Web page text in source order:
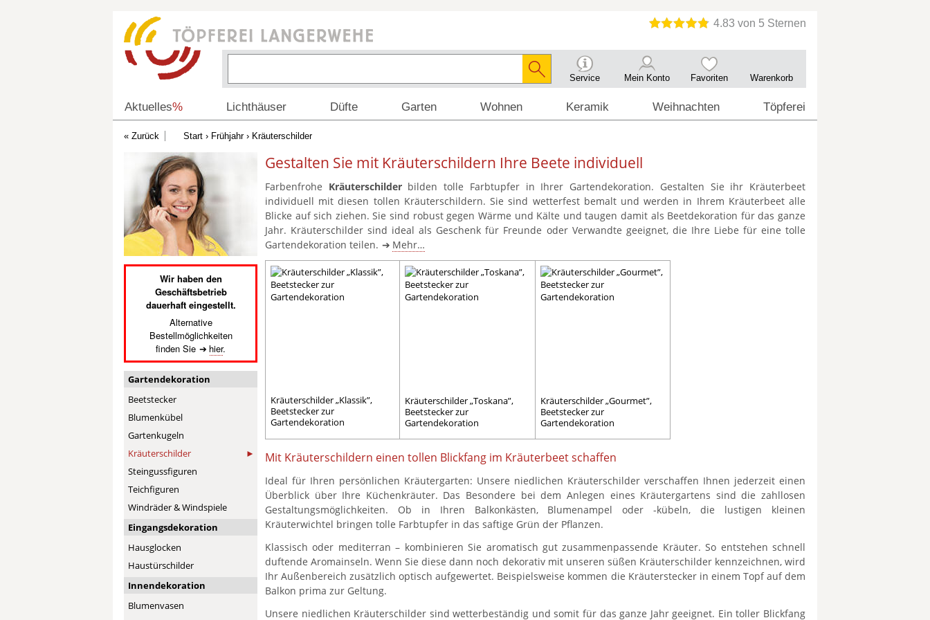
Service Mein Konto Favoriten Warenkorb
Aktuelles% Lichthäuser Düfte Garten Wohnen Keramik Weihnachten Töpferei
Start › Frühjahr› Kräuterschilder
Wir haben den
Geschäftsbetrieb
dauerhaft eingestellt.
Alternative
Bestellmöglichkeiten
finden Sie
hier.
Gartendekoration
Beetstecker
Blumenkübel
Gartenkugeln
Kräuterschilder
Steingussfiguren
Teichfiguren
Windräder & Windspiele
Eingangsdekoration
Hausglocken
Haustürschilder
Innendekoration
Blumenvasen
Gestalten Sie mit Kräuterschildern Ihre Beete individuell
Farbenfrohe Kräuterschilderbilden tolle Farbtupfer in Ihrer Gartendekoration. Gestalten Sie ihr Kräuterbeet
individuell mit diesen tollen Kräuterschildern. Sie sind wetterfest bemalt und werden in Ihrem Kräuterbeet alle
Blicke auf sich ziehen. Sie sind robust gegen Wärme und Kälte und taugen damit als Beetdekoration für das ganze
Jahr. Kräuterschilder sind ideal als Geschenk für Freunde oder Verwandte geeignet, die Ihre Liebe für eine tolle
Gartendekoration teilen.
Mehr…
Kräuterschilder „Klassik”,
Beetstecker zur
Gartendekoration
Kräuterschilder „Toskana”,
Beetstecker zur
Gartendekoration
Kräuterschilder „Gourmet”,
Beetstecker zur
Gartendekoration
Mit Kräuterschildern einen tollen Blickfang im Kräuterbeet schaffen
Ideal für Ihren persönlichen Kräutergarten: Unsere niedlichen Kräuterschilder verschaffen Ihnen jederzeit einen
Überblick über Ihre Küchenkräuter. Das Besondere bei dem Anlegen eines Kräutergartens sind die zahllosen
Gestaltungsmöglichkeiten. Ob in Ihren Balkonkästen, Blumenampel oder -kübeln, die lustigen kleinen
Kräuterwichtel bringen tolle Farbtupfer in das saftige Grün der Pflanzen.
Klassisch oder mediterran – kombinieren Sie aromatisch gut zusammenpassende Kräuter. So entstehen schnell
duftende Aromainseln. Wenn Sie diese dann noch dekorativ mit unseren süßen Kräuterschilder kennzeichnen, wird
Ihr Außenbereich zusätzlich optisch aufgewertet. Beispielsweise kommen die Kräuterstecker in einem Topf auf dem
Balkon prima zur Geltung.
Unsere niedlichen Kräuterschilder sind wetterbeständig und somit für das ganze Jahr geeignet. Ein toller Blickfang